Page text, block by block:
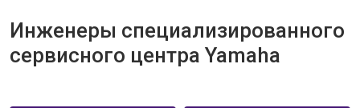
Инженеры специализированного
сервисного центра Yamaha